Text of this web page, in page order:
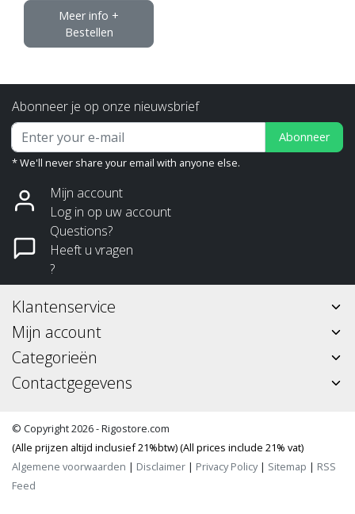
Meer info +
Bestellen
Abonneer je op onze nieuwsbrief
Abonneer
* We'll never share your email with anyone else.
Mijn account
Log in op uw account
Questions?
Heeft u vragen
?
Klantenservice
Mijn account
Categorieën
Contactgegevens
© Copyright 2026 - Rigostore.com
(Alle prijzen altijd inclusief 21%btw) (All prices include 21% vat)
Algemene voorwaarden | Disclaimer | Privacy Policy| Sitemap | RSS
Feed